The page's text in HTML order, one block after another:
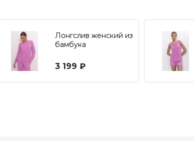
Лонгслив женский из
бамбука
3 199 ₽